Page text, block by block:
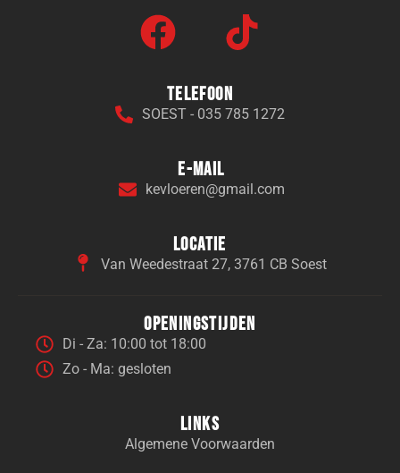
Telefoon
SOEST - 035 785 1272
E-mail
kevloeren@gmail.com
Locatie
Van Weedestraat 27, 3761 CB Soest
Openingstijden
Di - Za: 10:00 tot 18:00
Zo - Ma: gesloten
Links
Algemene Voorwaarden